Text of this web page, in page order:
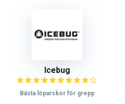
Icebug
Bästa löparskor för grepp